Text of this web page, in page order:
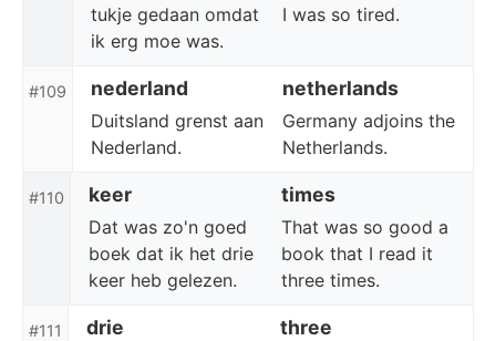
tukje gedaan omdat
ik erg moe was.
I was so tired.
#109 nederland netherlands
Duitsland grenst aan
Nederland.
Germany adjoins the
Netherlands.
#110 keer times
Dat was zo'n goed
boek dat ik het drie
keer heb gelezen.
That was so good a
book that I read it
three times.
#111 drie three